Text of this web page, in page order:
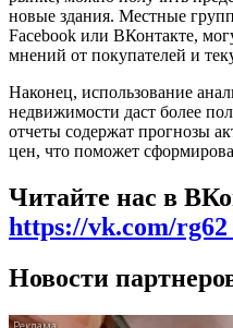
новые здания. Местные
Facebook или ВКонтакте,
мнений от покупателей и
Наконец, использование
недвижимости даст более
отчеты содержат прогнозы
цен, что поможет
Читайте нас в
https://vk.com/
Новости